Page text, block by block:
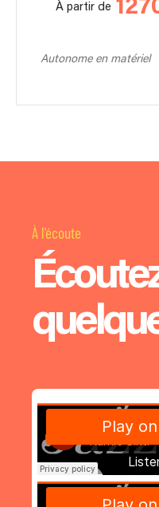
À partir de
Autonome en matériel
À l'écoute